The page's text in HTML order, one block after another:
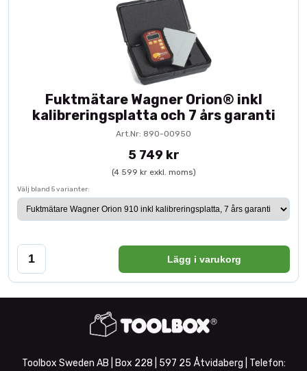
Fuktmätare Wagner Orion® inkl
kalibreringsplatta och 7 års garanti
Art.Nr: 890-00950
5 749 kr
(4 599 kr exkl. moms)
Välj bland 5 varianter:
Lägg i varukorg
Toolbox Sweden AB | Box 228 | 597 25 Åtvidaberg | Telefon: